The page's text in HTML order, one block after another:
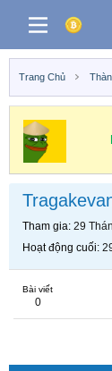
Trang Chủ
Tham gia 29
Hoạt động cuối
Bài viết
0